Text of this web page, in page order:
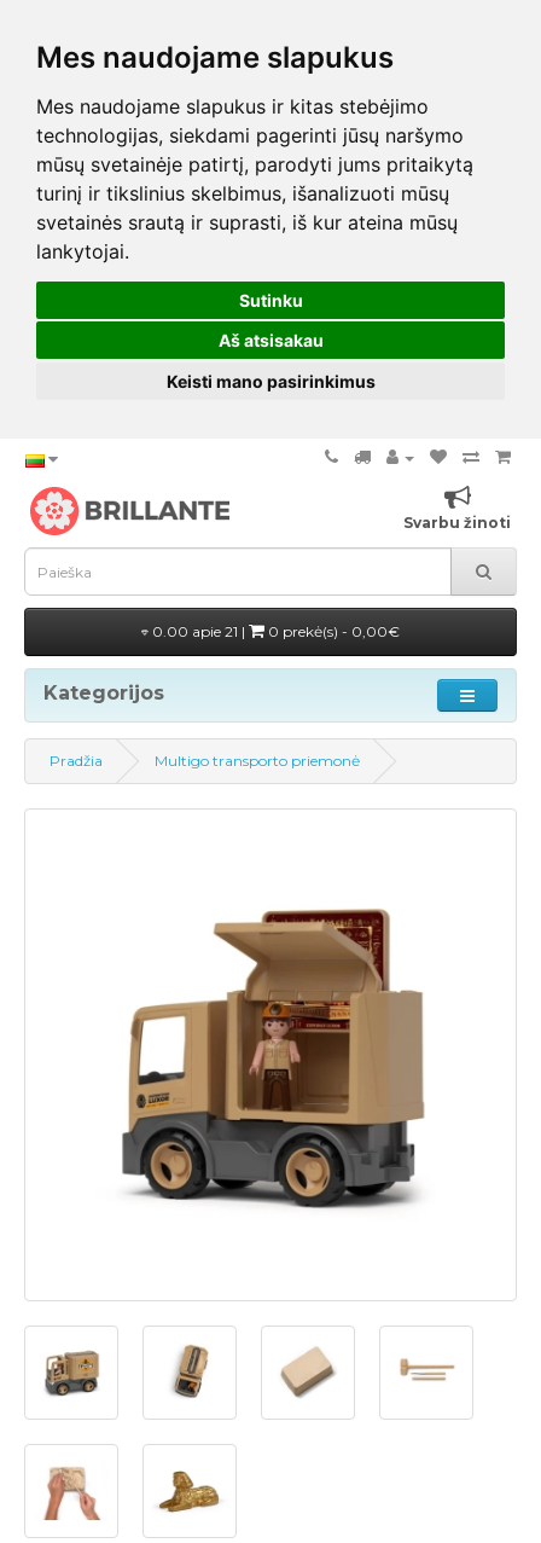
Mes naudojame slapukus
Mes naudojame slapukus ir kitas stebėjimo
technologijas, siekdami pagerinti jūsų naršymo
mūsų svetainėje patirtį, parodyti jums pritaikytą
turinį ir tikslinius skelbimus, išanalizuoti mūsų
svetainės srautą ir suprasti, iš kur ateina mūsų
lankytojai.
Sutinku
Aš atsisakau
Keisti mano pasirinkimus
Svarbu žinoti
0.00 apie 21 | 0 prekė(s) - 0,00€
Kategorijos
Pradžia Multigo transporto priemonė